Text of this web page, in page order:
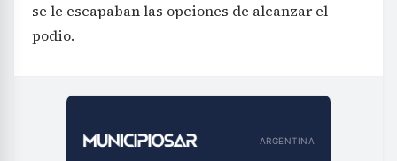
se le escapaban las opciones de alcanzar el
podio.
ARGENTINA